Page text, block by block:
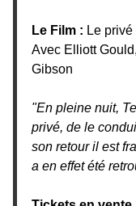
Le Film : Le
Avec Elliott
Gibson
"En pleine nuit,
privé, de le
son retour il est
a en effet été